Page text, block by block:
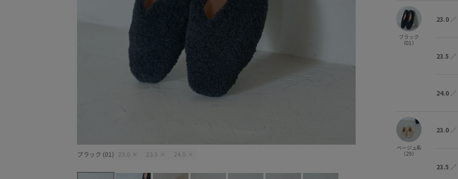
ブラック (01) 23.0 × 23.5 × 24.0 × 23.0
ブラック
（01）
23.0 ／
23.5 ／
24.0 ／
ベージュ系
（29）
23.0 ／
23.5 ／